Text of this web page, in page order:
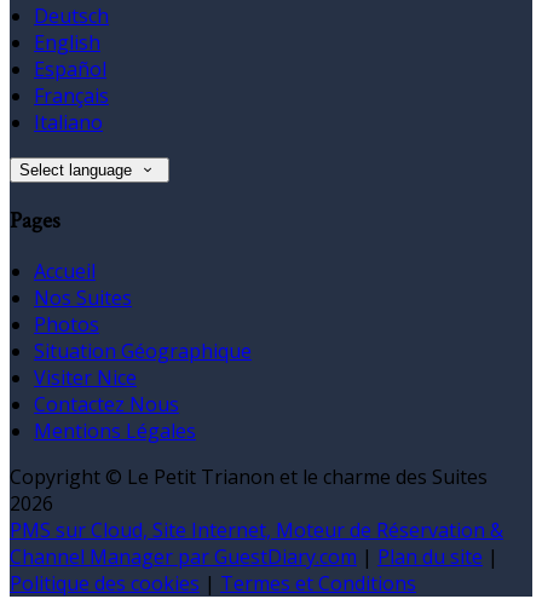
Deutsch
English
Español
Français
Italiano
Select language
Pages
Accueil
Nos Suites
Photos
Situation Géographique
Visiter Nice
Contactez Nous
Mentions Légales
Copyright © Le Petit Trianon et le charme des Suites
2026
PMS sur Cloud, Site Internet, Moteur de Réservation &
Channel Manager par GuestDiary.com | Plan du site |
Politique des cookies | Termes et Conditions